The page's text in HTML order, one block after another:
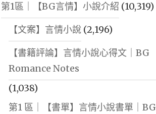
第1區｜【BG言情】小說介紹 (10,319)
【文案】言情小說(2,196)
【書籍評論】言情小說心得文｜BG
Romance Notes
(1,038)
第1 區｜【書單】言情小說書單｜BG